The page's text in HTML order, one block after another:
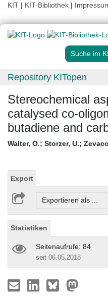
KIT | KIT-Bibliothek |
Suche im
Repository KITopen
Stereochemical
catalysed co-
butadiene and
Walter, O.; Storzer, U.;
Export
Exportieren als ...
Statistiken
Seitenaufrufe: 84
seit 06.05.2018